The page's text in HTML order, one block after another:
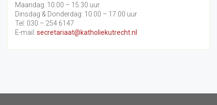
Maandag: 10.00 – 15.30 uur
Dinsdag & Donderdag: 10.00 – 17.00 uur
Tel: 030 – 254 6147
E-mail: secretariaat@katholiekutrecht.nl